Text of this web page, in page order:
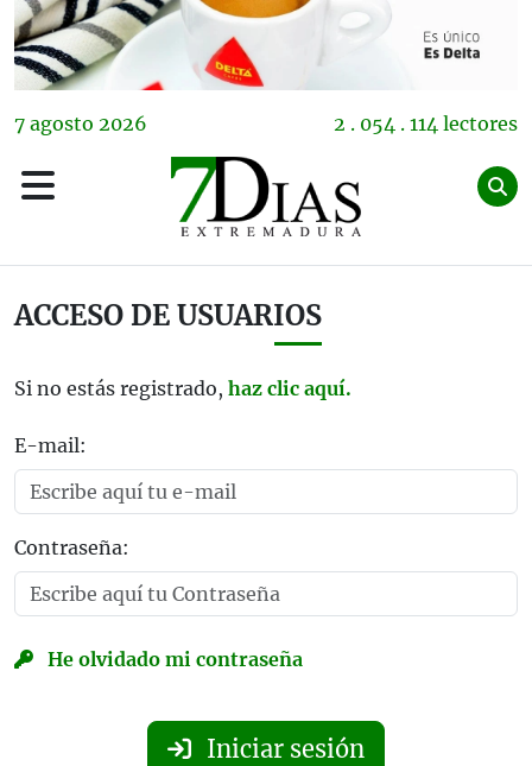
7 agosto 2026 2 . 054 . 114 lectores
ACCESO DE USUARIOS
Si no estás registrado, haz clic aquí.
E-mail:
Contraseña:
He olvidado mi contraseña
Iniciar sesión